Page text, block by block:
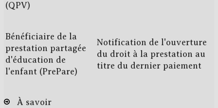
(QPV)
Bénéficiaire de la
prestation partagée
d'éducation de
l'enfant (PrePare)
Notification de l'ouverture
du droit à la prestation au
titre du dernier paiement
À savoir